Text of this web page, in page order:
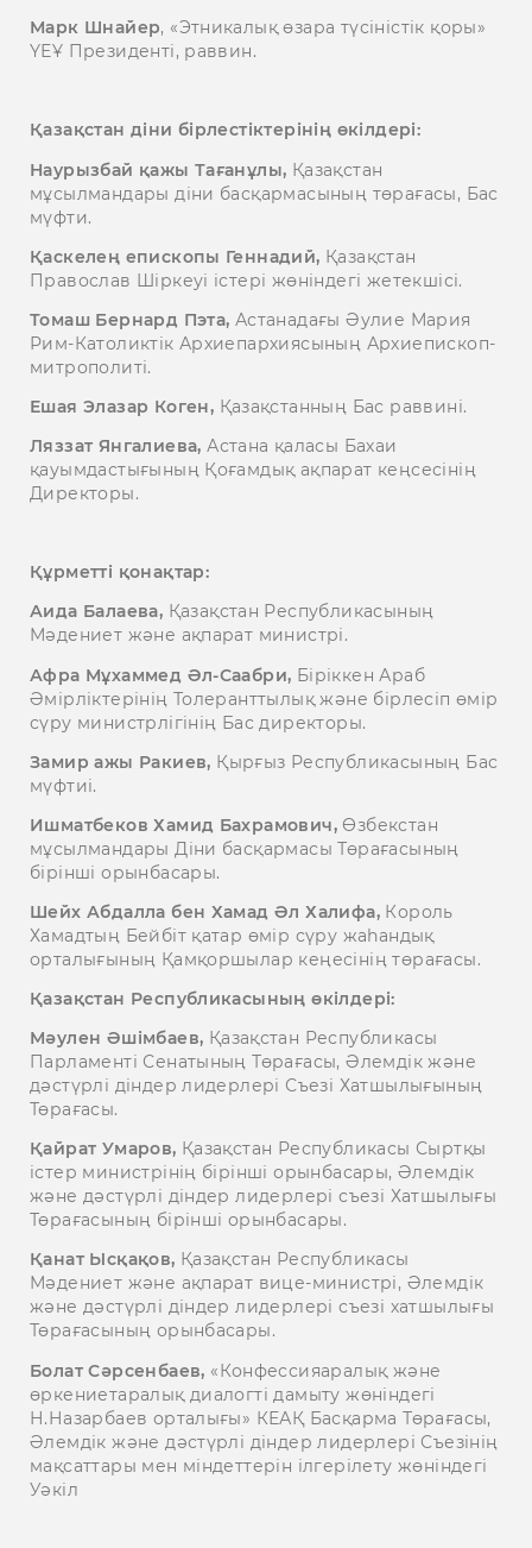
Марк Шнайер, «Этникалық өзара түсіністік қоры»
ҮЕҰ Президенті, раввин.
Қазақстан діни бірлестіктерінің өкілдері:
Наурызбай қажы Тағанұлы, Қазақстан
мұсылмандары діни басқармасының төрағасы, Бас
мүфти.
Қаскелең епископы Геннадий, Қазақстан
Православ Шіркеуі істері жөніндегі жетекшісі.
Томаш Бернард Пэта, Астанадағы Әулие Мария
Рим-Католиктік Архиепархиясының Архиепископ-
митрополиті.
Ешая Элазар Коген, Қазақстанның Бас раввині.
Ляззат Янгалиева, Астана қаласы Бахаи
қауымдастығының Қоғамдық ақпарат кеңсесінің
Директоры.
Құрметті қонақтар:
Аида Балаева, Қазақстан Республикасының
Мәдениет және ақпарат министрі.
Афра Мұхаммед Әл-Саабри, Біріккен Араб
Әмірліктерінің Толеранттылық және бірлесіп өмір
сүру министрлігінің Бас директоры.
Замир ажы Ракиев, Қырғыз Республикасының Бас
мүфтиі.
Ишматбеков Хамид Бахрамович, Өзбекстан
мұсылмандары Діни басқармасы Төрағасының
бірінші орынбасары.
Шейх Абдалла бен Хамад Әл Халифа, Король
Хамадтың Бейбіт қатар өмір сүру жаһандық
орталығының Қамқоршылар кеңесінің төрағасы.
Қазақстан Республикасының өкілдері:
Мәулен Әшімбаев, Қазақстан Республикасы
Парламенті Сенатының Төрағасы, Әлемдік және
дәстүрлі діндер лидерлері Съезі Хатшылығының
Төрағасы.
Қайрат Умаров, Қазақстан Республикасы Сыртқы
істер министрінің бірінші орынбасары, Әлемдік
және дәстүрлі діндер лидерлері съезі Хатшылығы
Төрағасының бірінші орынбасары.
Қанат Ысқақов, Қазақстан Республикасы
Мәдениет және ақпарат вице-министрі, Әлемдік
және дәстүрлі діндер лидерлері съезі хатшылығы
Төрағасының орынбасары.
Болат Сәрсенбаев, «Конфессияаралық және
өркениетаралық диалогті дамыту жөніндегі
Н.Назарбаев орталығы» КЕАҚ Басқарма Төрағасы,
Әлемдік және дәстүрлі діндер лидерлері Съезінің
мақсаттары мен міндеттерін ілгерілету жөніндегі
Уәкіл